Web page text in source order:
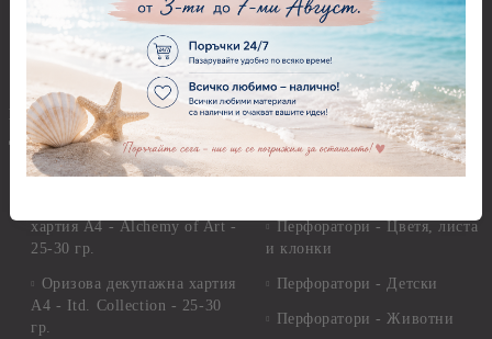
Самосъхнеща глина
Полимерна Глина
Приложни техники и
Декупаж
Декупажна хартия
хартия А4 - Alchemy of Art -
25-30 гр.
Оризова декупажна хартия
А4 - Itd. Collection - 25-30
гр.
Перфоратори над 2,50 см
Бордюрни пънчове
Ъглови перфоратори
Перфоратори Основни
Фигури - кръгове, овали
Перфоратори - Сърца и
Перфоратори - Цветя, листа
и клонки
Перфоратори - Детски
Перфоратори - Животни